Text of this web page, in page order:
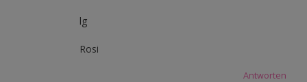
lg
Rosi
Antworten